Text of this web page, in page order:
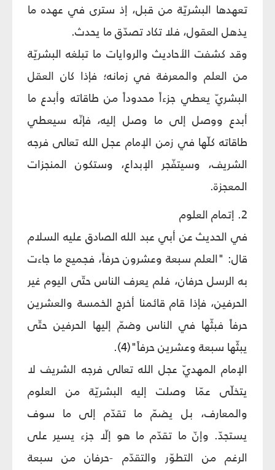
تعهدها البشريّة من قبل، إذ سترى في عهده ما
يذهل العقول، فلا تكاد تصدّق ما يحدث.
وقد كشفت الأحاديث والروايات ما تبلغه البشريّة
من العلم والمعرفة في زمانه؛ فإذا كان العقل
البشريّ يعطي جزءاً محدوداً من طاقاته وأبدع ما
أبدع ووصل إلى ما وصل إليه، فإنّه سيعطي
طاقاته كلّها في زمن الإمام عجل الله تعالى فرجه
الشريف، وسيتفّجر الإبداع، وستكون المنجزات
المعجزة.
2. إتمام العلوم
في الحديث عن أبي عبد الله الصادق عليه السلام
قال: "العلم سبعة وعشرون حرفاً، فجميع ما جاءت
به الرسل حرفان، فلم يعرف الناس حتّى اليوم غير
الحرفين، فإذا قام قائمنا أخرج الخمسة والعشرين
حرفاً فبثّها في الناس وضمّ إليها الحرفين حتّى
يبثّها سبعة وعشرين حرفاً"(4).
الإمام المهديّ عجل الله تعالى فرجه الشريف لا
يتخلّى عمّا وصلت إليه البشريّة من العلوم
والمعارف، بل يضمّ ما تقدّم إلى ما سوف
يستجدّ. وإنّ ما تقدّم ما هو إلّا جزء يسير على
الرغم من التطوّر والتقدّم -حرفان من سبعة